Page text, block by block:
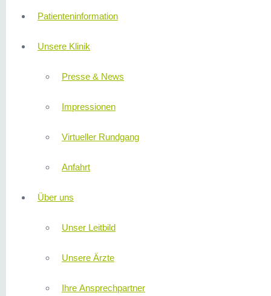
Patienteninformation
Unsere Klinik
Presse & News
Impressionen
Virtueller Rundgang
Anfahrt
Über uns
Unser Leitbild
Unsere Ärzte
Ihre Ansprechpartner